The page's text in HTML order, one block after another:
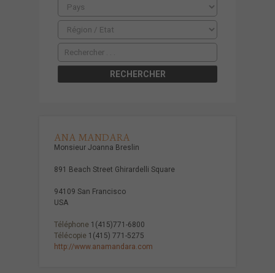
CONTACT
ANA MANDARA
Monsieur Joanna Breslin
891 Beach Street Ghirardelli Square
94109 San Francisco
USA
Téléphone 1(415)771-6800
Télécopie 1(415) 771-5275
http://www.anamandara.com